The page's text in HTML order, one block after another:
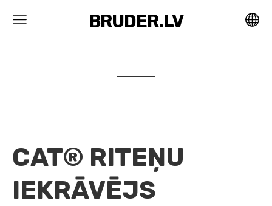
BRUDER.LV
CAT® RITEŅU
IEKRĀVĒJS